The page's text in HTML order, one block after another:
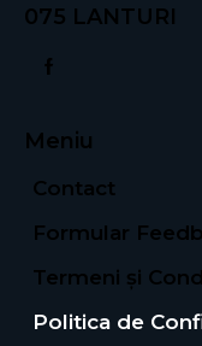
075 LANTURI
Meniu
Contact
Formular
Termeni și
Politica de